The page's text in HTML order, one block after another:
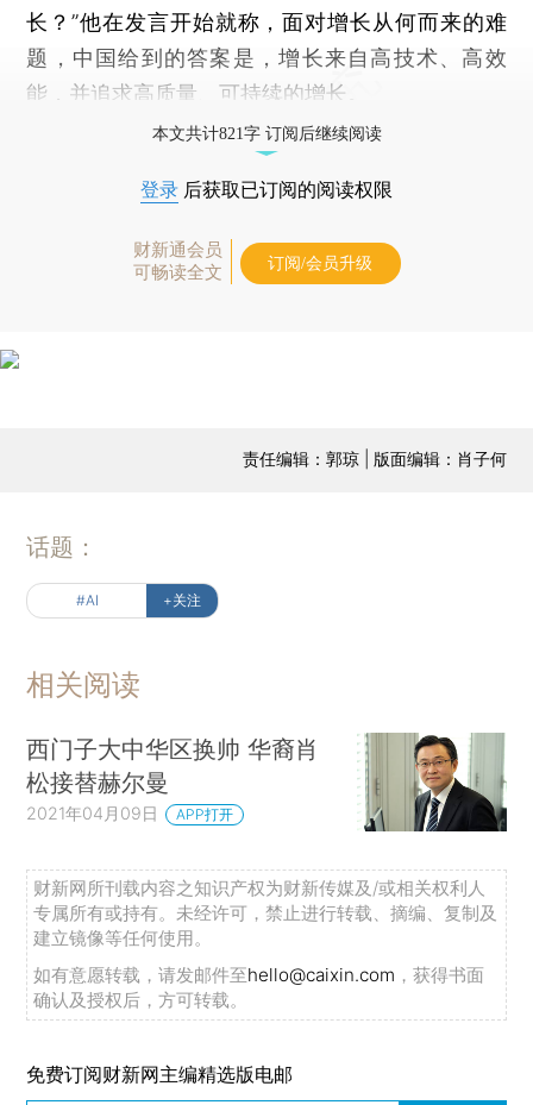
长？”他在发言开始就称，面对增长从何而来的难
题，中国给到的答案是，增长来自高技术、高效
能，并追求高质量、可持续的增长。
本文共计821字 订阅后继续阅读
登录 后获取已订阅的阅读权限
财新通会员
可畅读全文
订阅/会员升级
责任编辑：郭琼 | 版面编辑：肖子何
话题：
#AI +关注
相关阅读
西门子大中华区换帅 华裔肖
松接替赫尔曼
2021年04月09日 APP打开
财新网所刊载内容之知识产权为财新传媒及/或相关权利人
专属所有或持有。未经许可，禁止进行转载、摘编、复制及
建立镜像等任何使用。
如有意愿转载，请发邮件至hello@caixin.com ，获得书面
确认及授权后，方可转载。
免费订阅财新网主编精选版电邮